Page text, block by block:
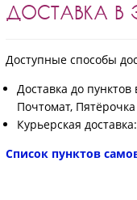
ДОСТАВКА В
Доступные способы
Доставка до
Почтомат, Пятёрочка
Курьерская
Список пунктов